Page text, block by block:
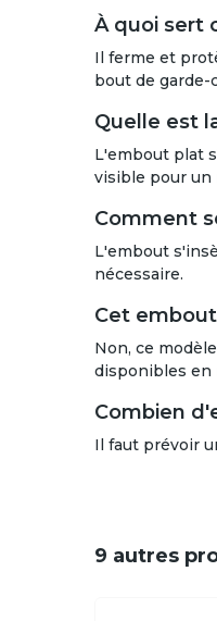
À quoi sert
Il ferme et
bout de garde-
Quelle est
L'embout plat
visible pour un
Comment
L'embout
nécessaire.
Cet
Non, ce
disponibles en
Combien
Il faut prévoir
9 autres